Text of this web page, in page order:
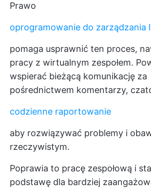
Prawo
oprogramowanie do zarządzania
pomaga usprawnić ten proces,
pracy z wirtualnym zespołem.
wspierać bieżącą komunikację za
pośrednictwem komentarzy,
codzienne raportowanie
aby rozwiązywać problemy i
rzeczywistym.
Poprawia to pracę zespołową i
podstawę dla bardziej